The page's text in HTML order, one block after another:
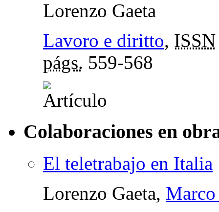
Lorenzo Gaeta
Lavoro e diritto, ISSN
págs. 559-568
Colaboraciones en
El teletrabajo en Italia
Lorenzo Gaeta,